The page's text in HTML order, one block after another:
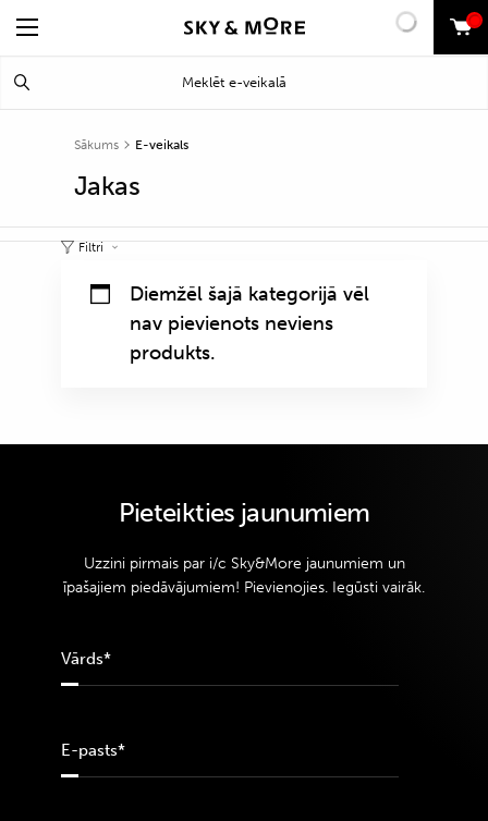
0
Sākums E-veikals
Jakas
Filtri
Diemžēl šajā kategorijā vēl
nav pievienots neviens
produkts.
Pieteikties jaunumiem
Uzzini pirmais par i/c Sky&More jaunumiem un
īpašajiem piedāvājumiem! Pievienojies. Iegūsti vairāk.